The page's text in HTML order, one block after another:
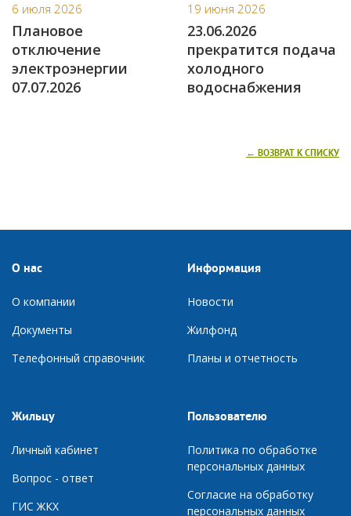
6 июля 2026
Плановое
отключение
электроэнергии
07.07.2026
19 июня 2026
23.06.2026
прекратится подача
холодного
водоснабжения
← ВОЗВРАТ К СПИСКУ
О нас
О компании
Документы
Телефонный справочник
Информация
Новости
Жилфонд
Планы и отчетность
Жильцу
Личный кабинет
Вопрос - ответ
ГИС ЖКХ
Пользователю
Политика по обработке
персональных данных
Согласие на обработку
персональных данных